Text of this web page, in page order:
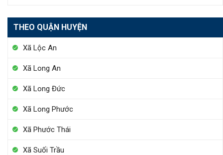
THEO QUẬN HUYỆN
Xã Lộc An
Xã Long An
Xã Long Đức
Xã Long Phước
Xã Phước Thái
Xã Suối Trầu